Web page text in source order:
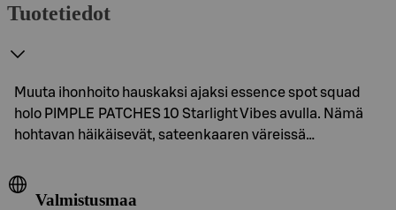
Tuotetiedot
Muuta ihonhoito hauskaksi ajaksi essence spot squad
holo PIMPLE PATCHES 10 Starlight Vibes avulla. Nämä
hohtavan häikäisevät, sateenkaaren väreissä…
Valmistusmaa